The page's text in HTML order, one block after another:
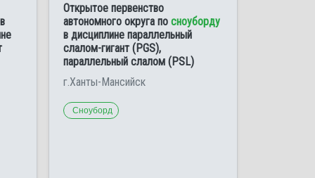
Открытое первенство
автономного округа по сноуборду
в дисциплине параллельный
слалом-гигант (PGS),
параллельный слалом (PSL)
г.Ханты-Мансийск
Сноуборд